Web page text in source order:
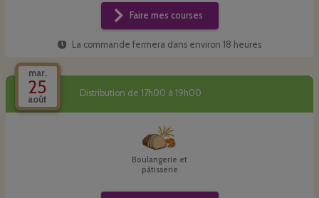
Faire mes courses
La commande fermera dans environ 18 heures
mar.
25
août
Distribution de 17h00 à 19h00
Boulangerie et
pâtisserie